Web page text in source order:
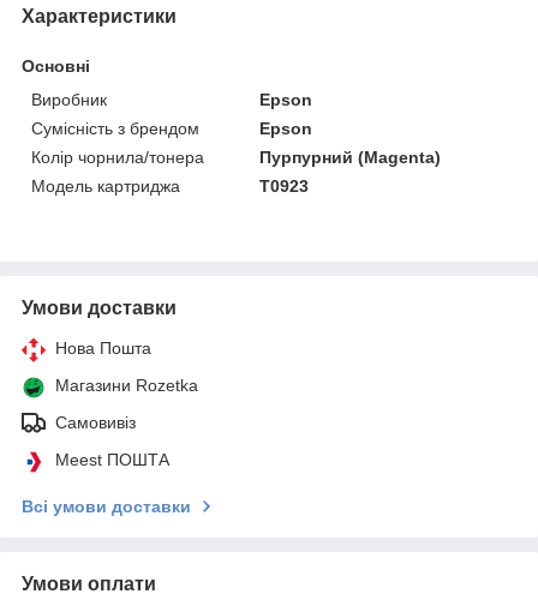
Характеристики
Основні
Виробник
Epson
Сумісність з брендом
Epson
Колір чорнила/тонера
Пурпурний (Magenta)
Модель картриджа
T0923
Умови доставки
Нова Пошта
Магазини Rozetka
Самовивіз
Meest ПОШТА
Всі умови доставки
Умови оплати